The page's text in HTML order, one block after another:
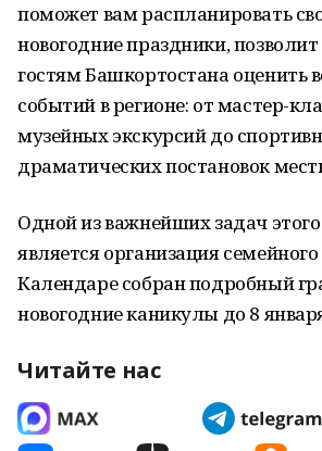
поможет вам распланировать
новогодние праздники,
гостям Башкортостана оценить
событий в регионе: от мастер-
музейных экскурсий до
драматических постановок
Одной из важнейших задач
является организация семейного
Календаре собран подробный
новогодние каникулы до 8
Читайте нас